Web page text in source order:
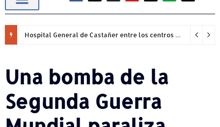
Hospital General de Castañer entre los centros de salud comunitarios con mejor desempeño clínico de Estados Unidos
Una bomba de la
Segunda Guerra